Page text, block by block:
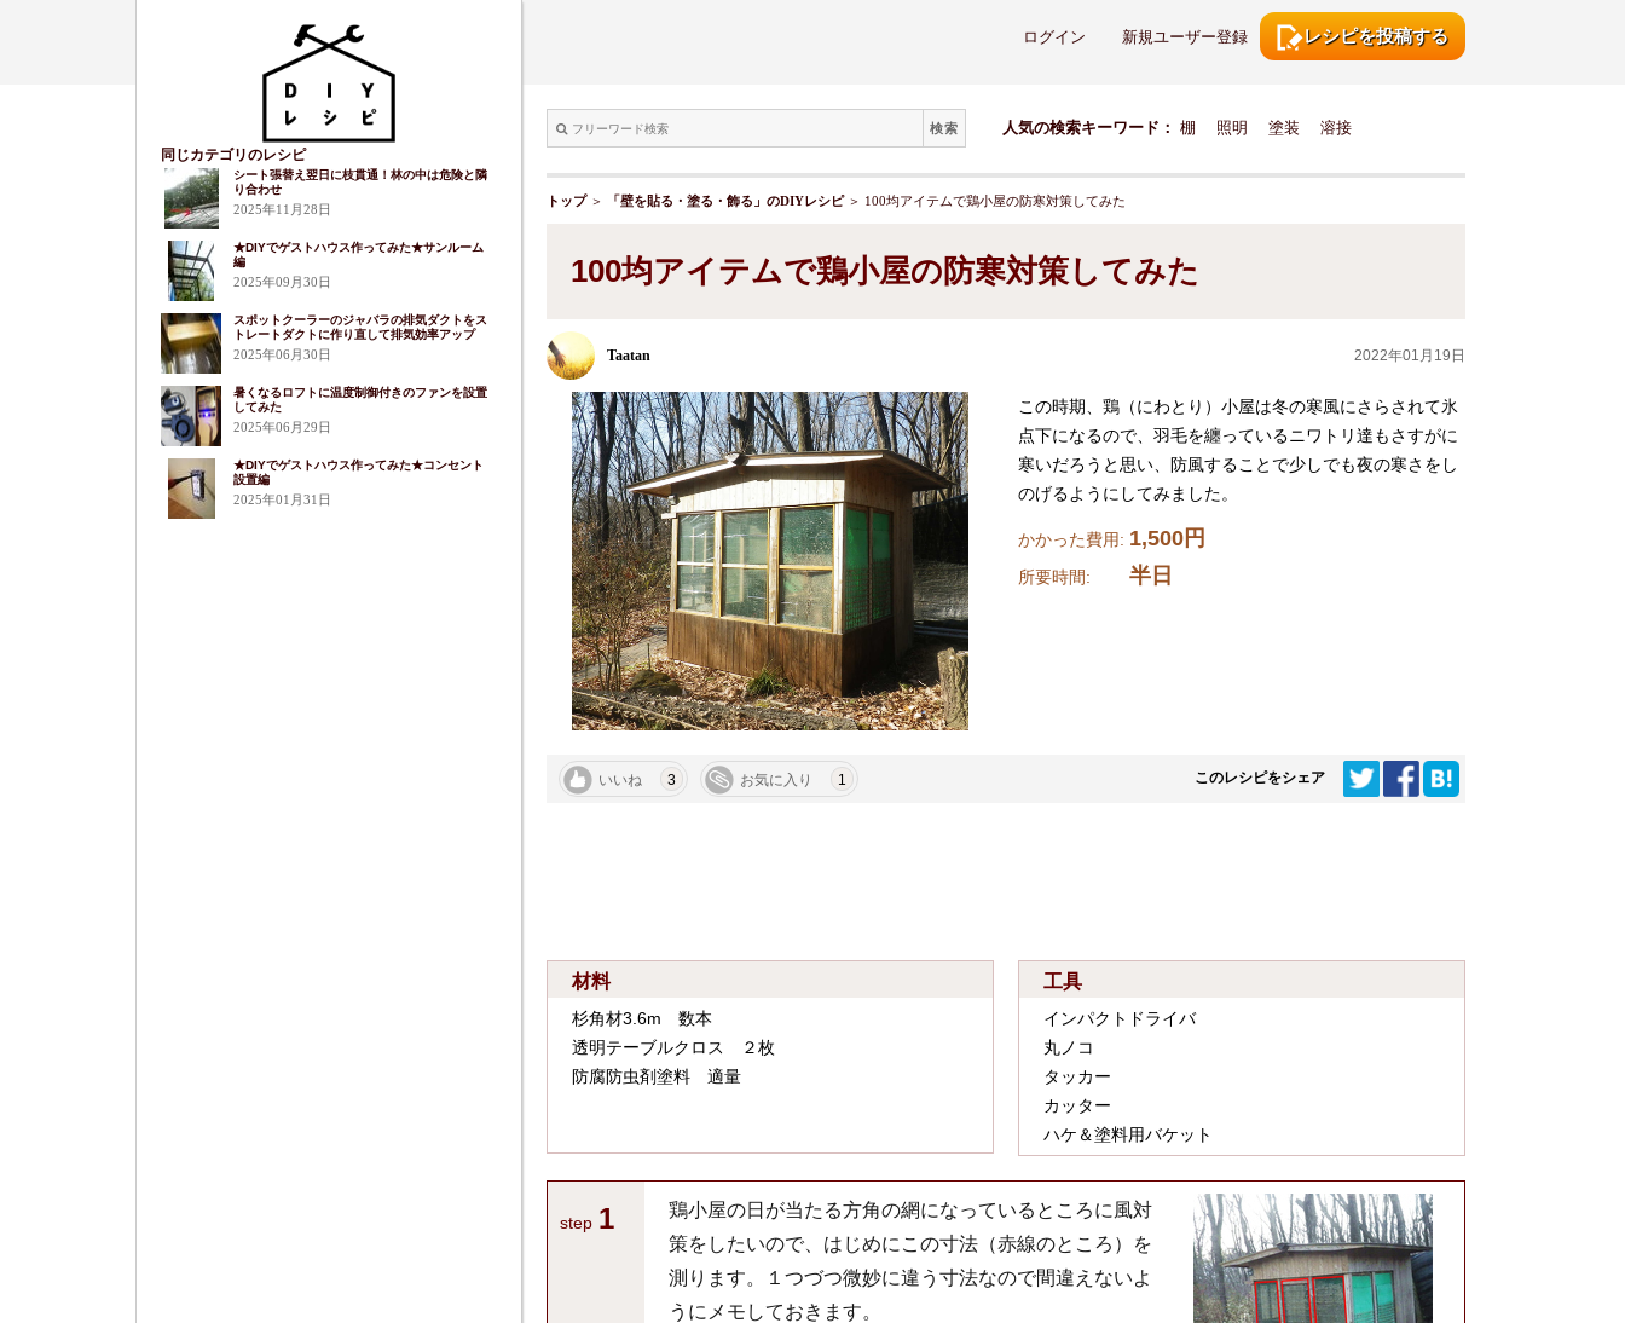
同じカテゴリのレシピ
シート張替え翌日に枝貫通！林の中は危険と隣
り合わせ
2025年11月28日
★DIYでゲストハウス作ってみた★サンルーム
編
2025年09月30日
スポットクーラーのジャバラの排気ダクトをス
トレートダクトに作り直して排気効率アップ
2025年06月30日
暑くなるロフトに温度制御付きのファンを設置
してみた
2025年06月29日
★DIYでゲストハウス作ってみた★コンセント
設置編
2025年01月31日
レシピを投稿する
新規ユーザー登録
ログイン
検索 人気の検索キーワード： 棚 照明 塗装 溶接
トップ＞ 「壁を貼る・塗る・飾る」のDIYレシピ＞ 100均アイテムで鶏小屋の防寒対策してみた
100均アイテムで鶏小屋の防寒対策してみた
Taatan 2022年01月19日
この時期、鶏（にわとり）小屋は冬の寒風にさらされて氷
点下になるので、羽毛を纏っているニワトリ達もさすがに
寒いだろうと思い、防風することで少しでも夜の寒さをし
のげるようにしてみました。
かかった費用: 1,500円
所要時間: 半日
いいね 3 お気に入り 1 このレシピをシェア
材料
杉角材3.6m 数本
透明テーブルクロス ２枚
防腐防虫剤塗料 適量
工具
インパクトドライバ
丸ノコ
タッカー
カッター
ハケ＆塗料用バケット
step 1
鶏小屋の日が当たる方角の網になっているところに風対
策をしたいので、はじめにこの寸法（赤線のところ）を
測ります。１つづつ微妙に違う寸法なので間違えないよ
うにメモしておきます。